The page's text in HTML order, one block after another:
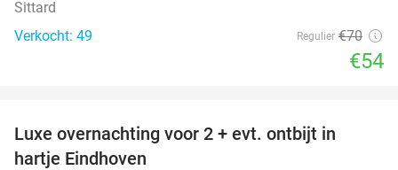
Sittard
Verkocht: 49
Regulier €70
€54
Luxe overnachting voor 2 + evt. ontbijt in
hartje Eindhoven